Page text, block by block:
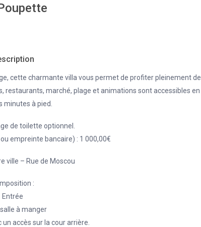
cette charmante villa vous permet de profiter pleinement de
restaurants, marché, plage et animations sont accessibles en
minutes à pied.
de toilette optionnel.
empreinte bancaire) : 1 000,00€
ville – Rue de Moscou
:
Entrée
à manger
accès sur la cour arrière.